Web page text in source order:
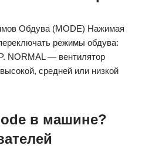
Обдува (MODE) Нажимая
режимы обдува:
NORMAL — вентилятор
средней или низкой
в машине?